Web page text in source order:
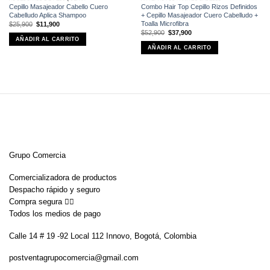
Cepillo Masajeador Cabello Cuero
Cabelludo Aplica Shampoo
$25,900 El
precio
original
era:
$25,900.
$11,900El
actual
es:
$11,900.
AÑADIR AL CARRITO
Combo Hair Top Cepillo Rizos Definidos
+ Cepillo Masajeador Cuero Cabelludo +
Toalla Microfibra
$52,900 El
precio
original
era:
$52,900.
$37,900El
actual
es:
$37,900.
AÑADIR AL CARRITO
Grupo Comercia
Comercializadora de productos
Despacho rápido y seguro
Compra segura 👇🏼
Todos los medios de pago
Calle 14 # 19 -92 Local 112 Innovo, Bogotá, Colombia
postventagrupocomercia@gmail.com